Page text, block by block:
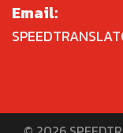
Email: